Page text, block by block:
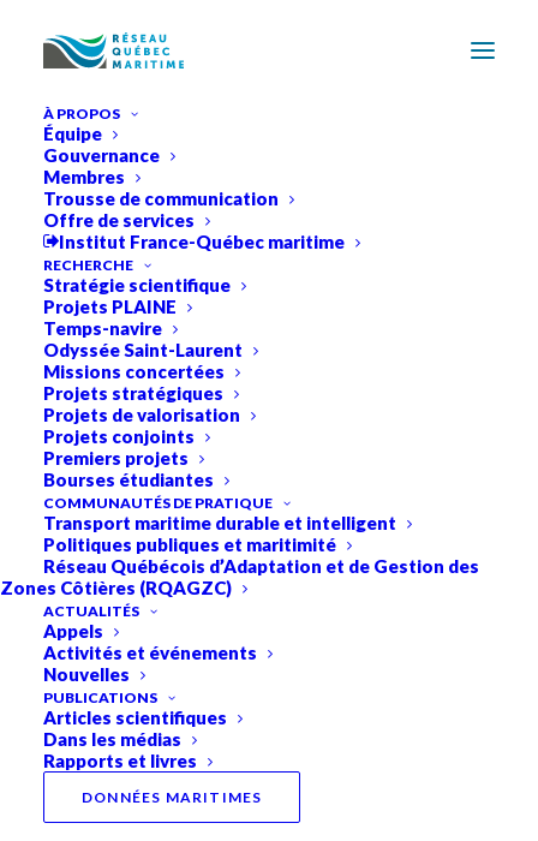
À PROPOS
Équipe
Gouvernance
Membres
Trousse de communication
Offre de services
Institut France-Québec maritime
RECHERCHE
Stratégie scientifique
Projets PLAINE
Temps-navire
Odyssée Saint-Laurent
Missions concertées
Projets stratégiques
Projets de valorisation
Projets conjoints
Premiers projets
Bourses étudiantes
COMMUNAUTÉS DE PRATIQUE
Transport maritime durable et intelligent
Politiques publiques et maritimité
Réseau Québécois d’Adaptation et de Gestion des
Zones Côtières (RQAGZC)
ACTUALITÉS
Appels
Activités et événements
Nouvelles
PUBLICATIONS
Articles scientifiques
Dans les médias
Rapports et livres
DONNÉES MARITIMES
Engagez-vous pour la décarbonation!
Une feuille de route arrimée
aux objectifs de la
communauté maritime